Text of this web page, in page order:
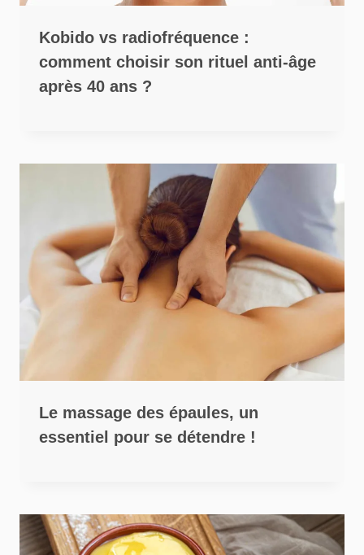
Kobido vs radiofréquence :
comment choisir son rituel anti-âge
après 40 ans ?
Le massage des épaules, un
essentiel pour se détendre !